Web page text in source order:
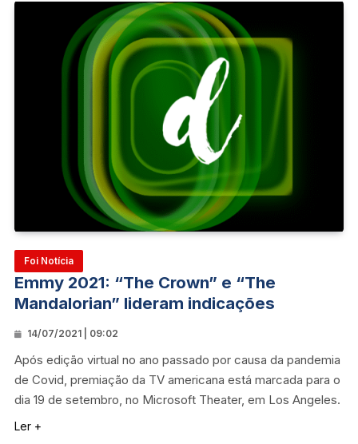
Foi Notícia
Emmy 2021: “The Crown” e “The
Mandalorian” lideram indicações
14/07/2021 | 09:02
Após edição virtual no ano passado por causa da pandemia
de Covid, premiação da TV americana está marcada para o
dia 19 de setembro, no Microsoft Theater, em Los Angeles.
Ler +